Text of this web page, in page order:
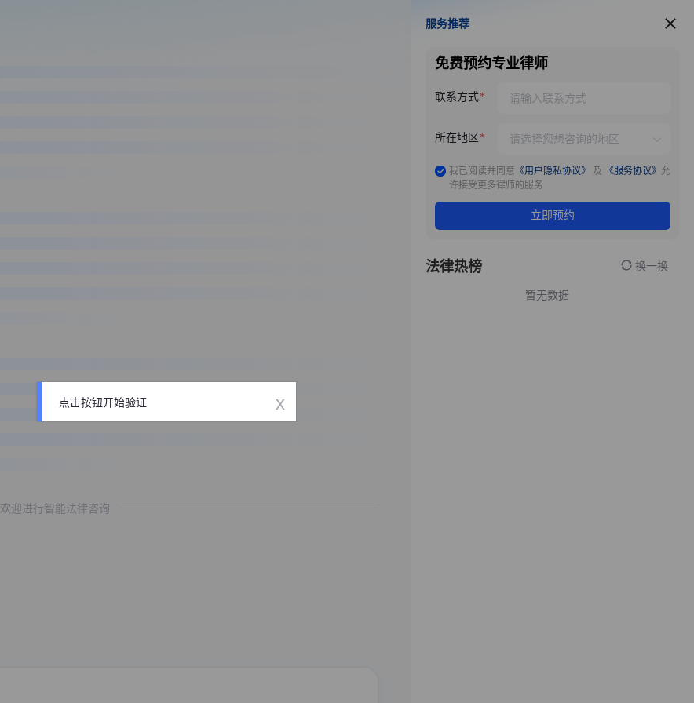
欢迎进行智能法律咨询
服务推荐
服务推荐
免费预约专业律师
联系方式
所在地区
我已阅读并同意 《用户隐私协议》 及 《服务协议》 允
许接受更多律师的服务
立即预约
法律热榜 换一换
暂无数据
点击按钮开始验证 x